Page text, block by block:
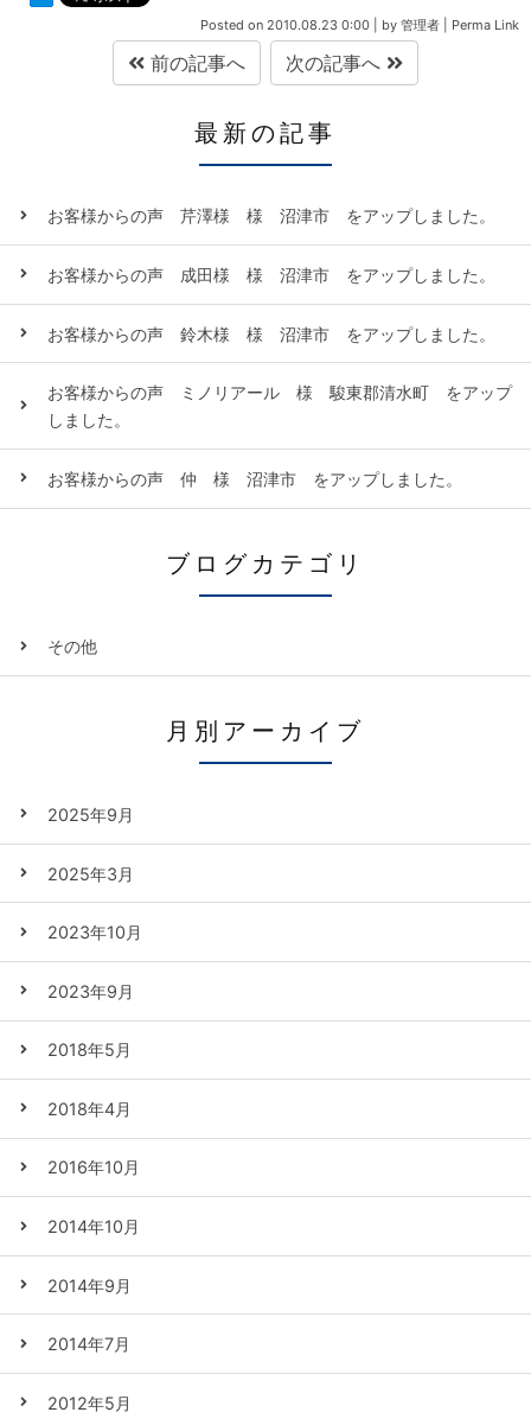
Posted on 2010.08.23 0:00 by 管理者 Perma Link
前の記事へ 次の記事へ
最新の記事
お客様からの声 芹澤様 様 沼津市 をアップしました。
お客様からの声 成田様 様 沼津市 をアップしました。
お客様からの声 鈴木様 様 沼津市 をアップしました。
お客様からの声 ミノリアール 様 駿東郡清水町 をアップ
しました。
お客様からの声 仲 様 沼津市 をアップしました。
ブログカテゴリ
その他
月別アーカイブ
2025年9月
2025年3月
2023年10月
2023年9月
2018年5月
2018年4月
2016年10月
2014年10月
2014年9月
2014年7月
2012年5月